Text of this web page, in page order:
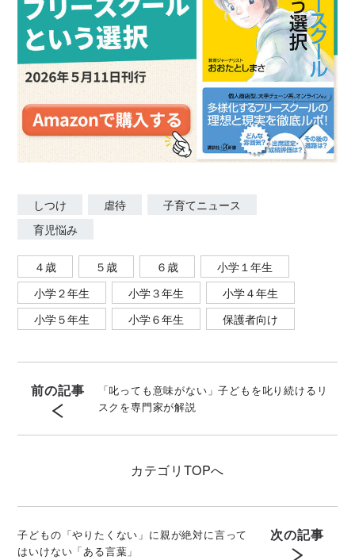
しつけ 虐待
子育てニュース
育児悩み
４歳 ５歳 ６歳
小学１年生
小学２年生
小学３年生
小学４年生
小学５年生
小学６年生 保護者向け
前の記事
「叱っても意味がない」子どもを叱り続けるリ
スクを専門家が解説
カテゴリ TOPへ
子どもの「やりたくない」に親が絶対に言って
はいけない「ある言葉」
次の記事